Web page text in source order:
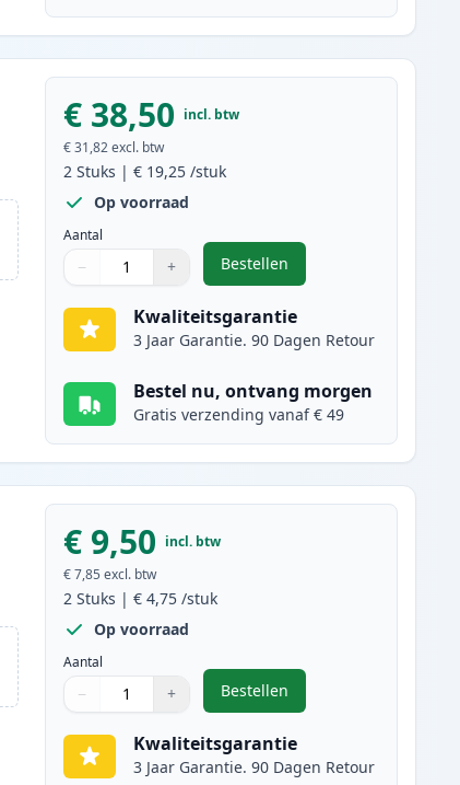
€ 38,50 incl. btw
€ 31,82 excl. btw
2 Stuks |€ 19,25 /stuk
Op voorraad
Aantal
Aantal
Gebruik de knoppen om aan te passen
− +
Aantal 1
Bestellen
,2 stuks Canon PGI-
Kwaliteitsgarantie
3 Jaar Garantie. 90 Dagen Retour
Bestel nu, ontvang morgen
Gratis verzending vanaf € 49
€ 9,50 incl. btw
€ 7,85 excl. btw
2 Stuks |€ 4,75 /stuk
Op voorraad
Aantal
Aantal
Gebruik de knoppen om aan te passen
− +
Aantal 1
Bestellen
,2 stuks Canon CLI-521BK
Kwaliteitsgarantie
3 Jaar Garantie. 90 Dagen Retour